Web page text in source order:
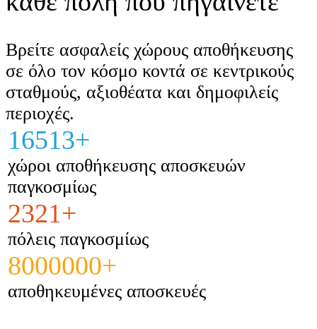
Βρείτε ασφαλείς χώρους αποθήκευσης
σε όλο τον κόσμο κοντά σε κεντρικούς
σταθμούς, αξιοθέατα και δημοφιλείς
περιοχές.
16513+
χώροι αποθήκευσης αποσκευών
παγκοσμίως
2321+
πόλεις παγκοσμίως
8000000+
αποθηκευμένες αποσκευές